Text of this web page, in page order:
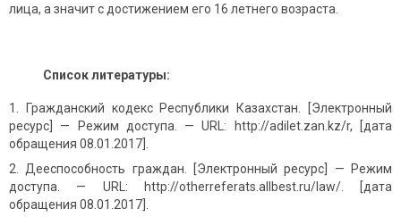
лица, а значит с достижением его 16 летнего возраста.
Список литературы:
Гражданский кодекс Республики Казахстан. [Электронный
ресурс] — Режим доступа. — URL: http://adilet.zan.kz/r, [дата
обращения 08.01.2017].
Дееспособность граждан. [Электронный ресурс] — Режим
доступа. — URL: http://otherreferats.allbest.ru/law/. [дата
обращения 08.01.2017].